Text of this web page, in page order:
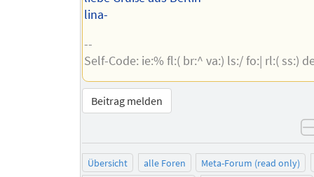
lina-
--
Self-Code: ie:% fl:( br:^ va:) ls:/ fo:| rl:( ss:)
Beitrag melden
Übersicht alle Foren
Meta-Forum (read only)